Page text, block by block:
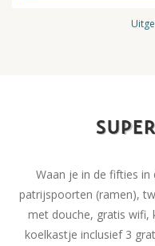
Waan je in de fifties in
patrijspoorten (ramen),
met douche, gratis wifi,
koelkastje inclusief 3